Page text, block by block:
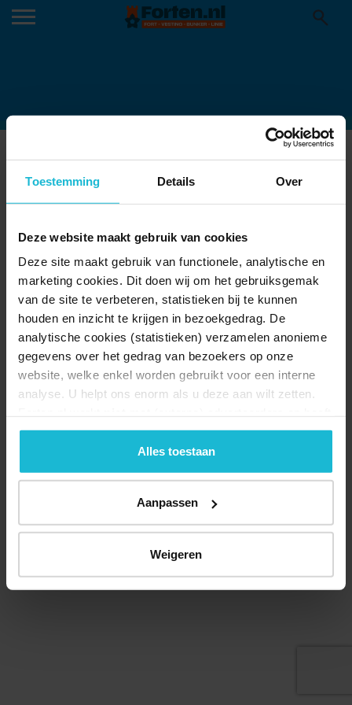
Toestemming Details Over
Deze website maakt gebruik van cookies
Deze site maakt gebruik van functionele, analytische en
marketing cookies. Dit doen wij om het gebruiksgemak
van de site te verbeteren, statistieken bij te kunnen
houden en inzicht te krijgen in bezoekgedrag. De
analytische cookies (statistieken) verzamelen anonieme
gegevens over het gedrag van bezoekers op onze
website, welke enkel worden gebruikt voor een interne
analyse. U helpt ons enorm als u deze aan wilt zetten.
geen commerciële doelstelling. U kunt deze cookies via
de knoppen accepteren, beheren of weigeren.
Alles toestaan
Aanpassen
Weigeren
© 2026 Stichting Forten Nederland
Over ons
Doneer nu Disclaimer
Contact
Forten.nl wordt ondersteund door de